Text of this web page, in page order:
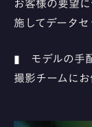
お客様の要望
施してデータ
▮ モデルの手
撮影チームに